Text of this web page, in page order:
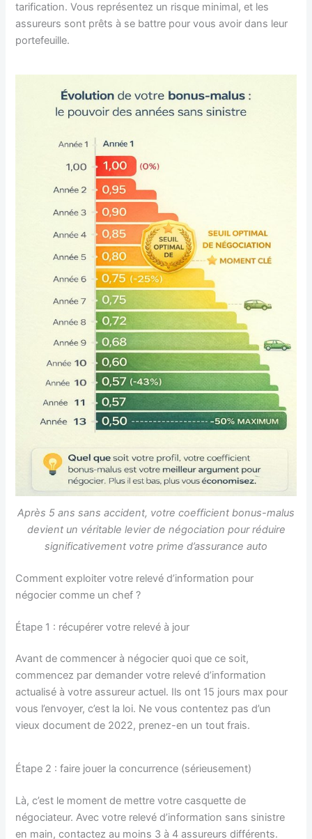
tarification. Vous représentez un risque minimal, et les
assureurs sont prêts à se battre pour vous avoir dans leur
portefeuille.
Après 5 ans sans accident, votre coefficient bonus-malus
devient un véritable levier de négociation pour réduire
significativement votre prime d’assurance auto
Comment exploiter votre relevé d’information pour
négocier comme un chef ?
Étape 1 : récupérer votre relevé à jour
Avant de commencer à négocier quoi que ce soit,
commencez par demander votre relevé d’information
actualisé à votre assureur actuel. Ils ont 15 jours max pour
vous l’envoyer, c’est la loi. Ne vous contentez pas d’un
vieux document de 2022, prenez-en un tout frais.
Étape 2 : faire jouer la concurrence (sérieusement)
Là, c’est le moment de mettre votre casquette de
négociateur. Avec votre relevé d’information sans sinistre
en main, contactez au moins 3 à 4 assureurs différents.